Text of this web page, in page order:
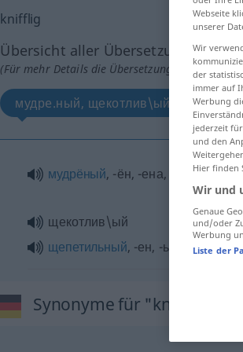
knifflig
Übersicht aller Übersetzungen
(Für mehr Details die Übersetzung anklicken/
мудрe.ный, щекотлив\ый,
мудрёный, -ён, -ена, хитрый ,-
щекотлив\ый
щепетильный, -ен, -ьна
Synonyme für "knifflig"
Webseite
unserer
Wir
der
immer auf
Werbung
jederzeit
und den
Hier finden
Wir und
Genaue
und/oder
Werbung
Liste der